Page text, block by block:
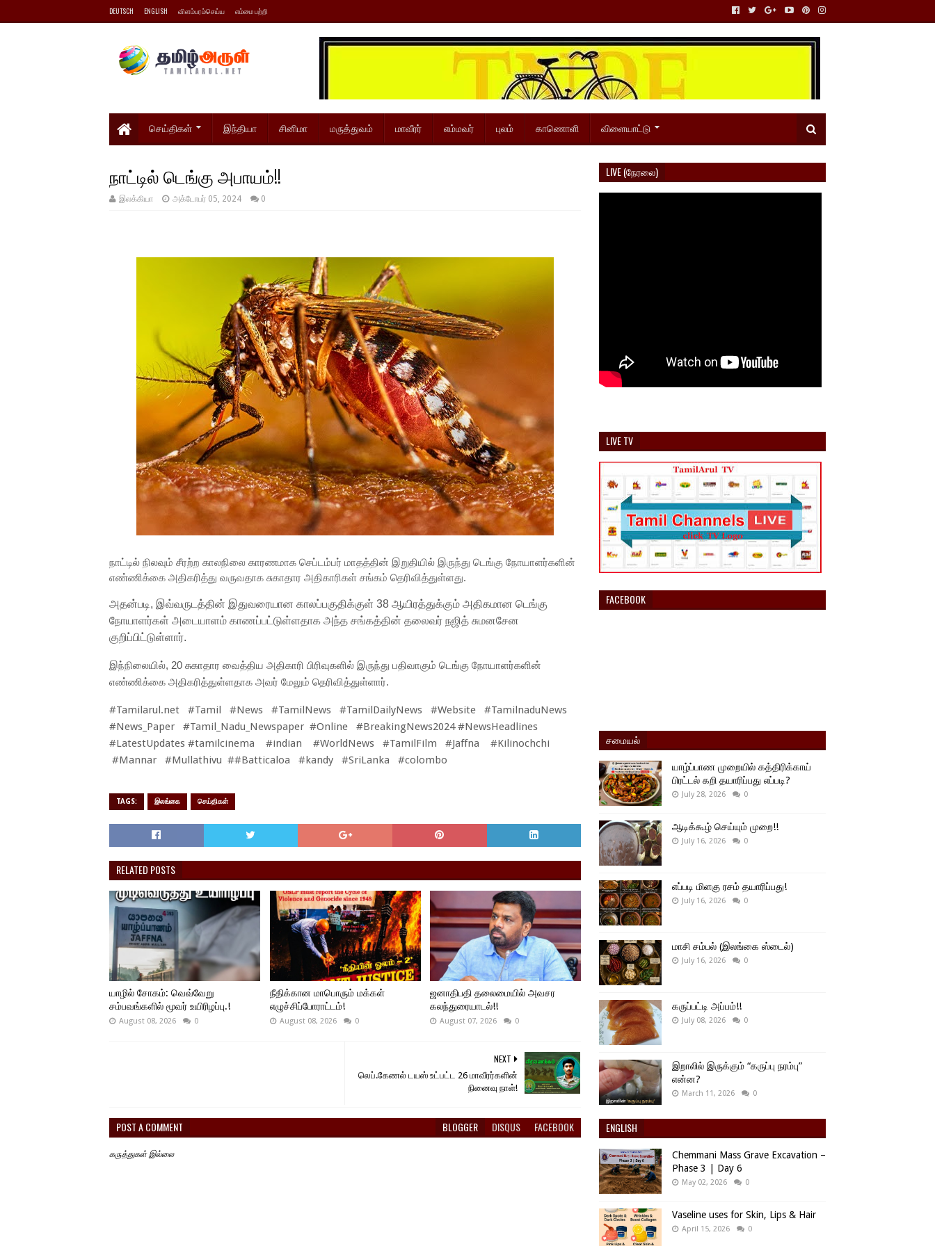
DEUTSCH ENGLISH விளம்பரம்செய்ய எம்மை பற்றி
செய்திகள் இந்தியா சினிமா மருத்துவம் மாவீரர் எம்மவர் புலம் காணொளி விளையாட்டு
நாட்டில் டெங்கு அபாயம்!!
இலக்கியா அக்டோபர் 05, 2024 0
நாட்டில் நிலவும் சீரற்ற காலநிலை காரணமாக செப்டம்பர் மாதத்தின் இறுதியில் இருந்து டெங்கு நோயாளர்களின்
எண்ணிக்கை அதிகரித்து வருவதாக சுகாதார அதிகாரிகள் சங்கம் தெரிவித்துள்ளது.
அதன்படி, இவ்வருடத்தின் இதுவரையான காலப்பகுதிக்குள் 38 ஆயிரத்துக்கும் அதிகமான டெங்கு
நோயாளர்கள் அடையாளம் காணப்பட்டுள்ளதாக அந்த சங்கத்தின் தலைவர் நஜித் சுமனசேன
குறிப்பிட்டுள்ளார்.
இந்நிலையில், 20 சுகாதார வைத்திய அதிகாரி பிரிவுகளில் இருந்து பதிவாகும் டெங்கு நோயாளர்களின்
எண்ணிக்கை அதிகரித்துள்ளதாக அவர் மேலும் தெரிவித்துள்ளார்.
#Tamilarul.net #Tamil #News #TamilNews #TamilDailyNews #Website #TamilnaduNews
#News_Paper #Tamil_Nadu_Newspaper #Online #BreakingNews2024 #NewsHeadlines
#LatestUpdates #tamilcinema #indian #WorldNews #TamilFilm #Jaffna #Kilinochchi
#Mannar #Mullathivu ##Batticaloa #kandy #SriLanka #colombo
TAGS: இலங்கை செய்திகள்
RELATED POSTS
யாழில் சோகம்: வெவ்வேறு
சம்பவங்களில் மூவர் உயிரிழப்பு.!
August 08, 2026 0
நீதிக்கான மாபொரும் மக்கள்
எழுச்சிப்போராட்டம்!
August 08, 2026 0
ஜனாதிபதி தலைமையில் அவசர
கலந்துரையாடல்!!
August 07, 2026 0
NEXT
லெப்.கேணல் டயஸ் உட்பட்ட 26 மாவீரர்களி​ன்
நினைவு நாள்!
POST A COMMENT BLOGGER DISQUS FACEBOOK
கருத்துகள் இல்லை
LIVE (நேரலை)
LIVE TV
FACEBOOK
சமையல்
யாழ்ப்பாண முறையில் கத்திரிக்காய்
பிரட்டல் கறி தயாரிப்பது எப்படி?
July 28, 2026 0
ஆடிக்கூழ் செய்யும் முறை!!
July 16, 2026 0
எப்படி மிளகு ரசம் தயாரிப்பது!
July 16, 2026 0
மாசி சம்பல் (இலங்கை ஸ்டைல்)
July 16, 2026 0
கருப்பட்டி அப்பம்!!
July 08, 2026 0
இறாலில் இருக்கும் “கருப்பு நரம்பு”
என்ன?
March 11, 2026 0
ENGLISH
Chemmani Mass Grave Excavation –
Phase 3 | Day 6
May 02, 2026 0
Vaseline uses for Skin, Lips & Hair
April 15, 2026 0